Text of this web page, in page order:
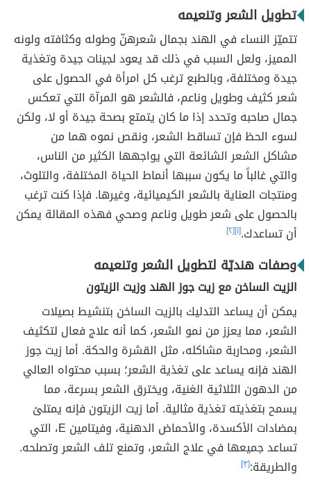
تطويل الشعر وتنعيمه
تتميّز النساء في الهند بجمال شعرهنّ وطوله وكثافته ولونه
المميز، ولعل السبب في ذلك قد يعود لجينات جيدة وتغذية
جيدة ومختلفة، وبالطبع ترغب كل امرأة في الحصول على
شعر كثيف وطويل وناعم، فالشعر هو المرآة التي تعكس
جمال صاحبه وتحدد إذا ما كان يتمتع بصحة جيدة أو لا، ولكن
لسوء الحظ فإن تساقط الشعر، ونقص نموه هما من
مشاكل الشعر الشائعة التي يواجهها الكثير من الناس،
والتي غالباً ما يكون سببها أنماط الحياة المختلفة، والتلوث،
ومنتجات العناية بالشعر الكيميائية، وغيرها. فإذا كنت ترغب
بالحصول على شعر طويل وناعم وصحي فهذه المقالة يمكن
أن تساعدك.[١] [٢]
وصفات هنديّة لتطويل الشعر وتنعيمه
الزيت الساخن مع زيت جوز الهند وزيت الزيتون
يمكن أن يساعد التدليك بالزيت الساخن بتنشيط بصيلات
الشعر، مما يعزز من نمو الشعر، كما أنه علاج فعال لتكثيف
الشعر، ومحاربة مشاكله، مثل القشرة والحكة. أما زيت جوز
الهند فإنه يساعد على تغذية الشعر؛ بسبب محتواه العالي
من الدهون الثلاثية الغنية، ويخترق الشعر بسرعة، مما
يسمح بتغذيته تغذية مثالية. أما زيت الزيتون فإنه يمتلئ
بمضادات الأكسدة، والأحماض الدهنية، وفيتامين E، التي
تساعد جميعها في علاج الشعر، وتمنع تلف الشعر وتصلحه.
والطريقة:[٣]